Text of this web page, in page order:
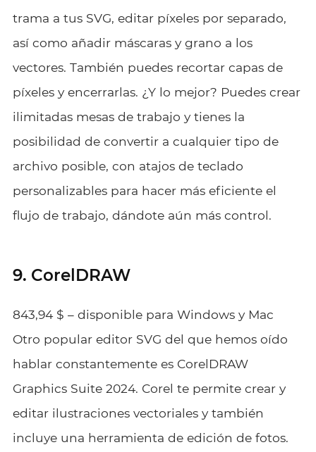
trama a tus SVG, editar píxeles por separado,
así como añadir máscaras y grano a los
vectores. También puedes recortar capas de
píxeles y encerrarlas. ¿Y lo mejor? Puedes crear
ilimitadas mesas de trabajo y tienes la
posibilidad de convertir a cualquier tipo de
archivo posible, con atajos de teclado
personalizables para hacer más eficiente el
flujo de trabajo, dándote aún más control.
9. CorelDRAW
843,94 $ – disponible para Windows y Mac
Otro popular editor SVG del que hemos oído
hablar constantemente es CorelDRAW
Graphics Suite 2024. Corel te permite crear y
editar ilustraciones vectoriales y también
incluye una herramienta de edición de fotos.